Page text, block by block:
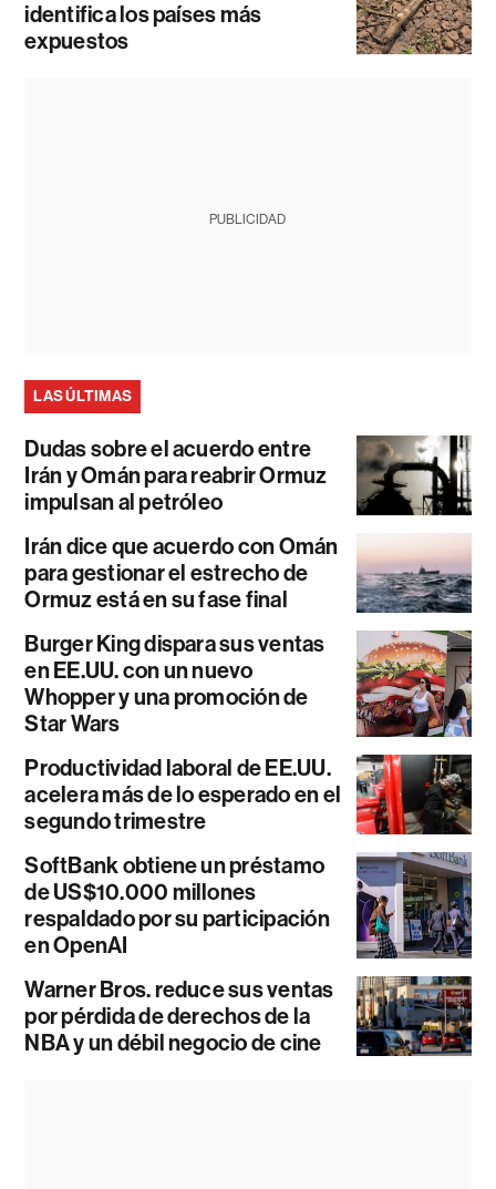
identifica los países más
expuestos
PUBLICIDAD
LAS ÚLTIMAS
Dudas sobre el acuerdo entre
Irán y Omán para reabrir Ormuz
impulsan al petróleo
Irán dice que acuerdo con Omán
para gestionar el estrecho de
Ormuz está en su fase final
Burger King dispara sus ventas
en EE.UU. con un nuevo
Whopper y una promoción de
Star Wars
Productividad laboral de EE.UU.
acelera más de lo esperado en el
segundo trimestre
SoftBank obtiene un préstamo
de US$10.000 millones
respaldado por su participación
en OpenAI
Warner Bros. reduce sus ventas
por pérdida de derechos de la
NBA y un débil negocio de cine